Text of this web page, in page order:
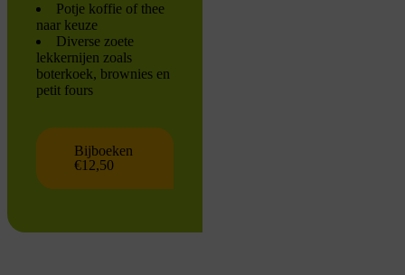
Potje koffie of thee
naar keuze
Diverse zoete
lekkernijen zoals
boterkoek, brownies en
petit fours
Bijboeken
€12,50